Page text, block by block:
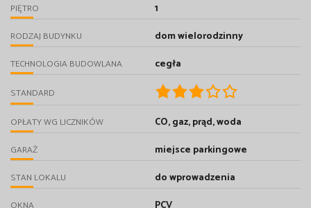
PIĘTRO 1
RODZAJ BUDYNKU dom wielorodzinny
TECHNOLOGIA BUDOWLANA cegła
STANDARD
OPŁATY WG LICZNIKÓW CO, gaz, prąd, woda
GARAŻ miejsce parkingowe
STAN LOKALU do wprowadzenia